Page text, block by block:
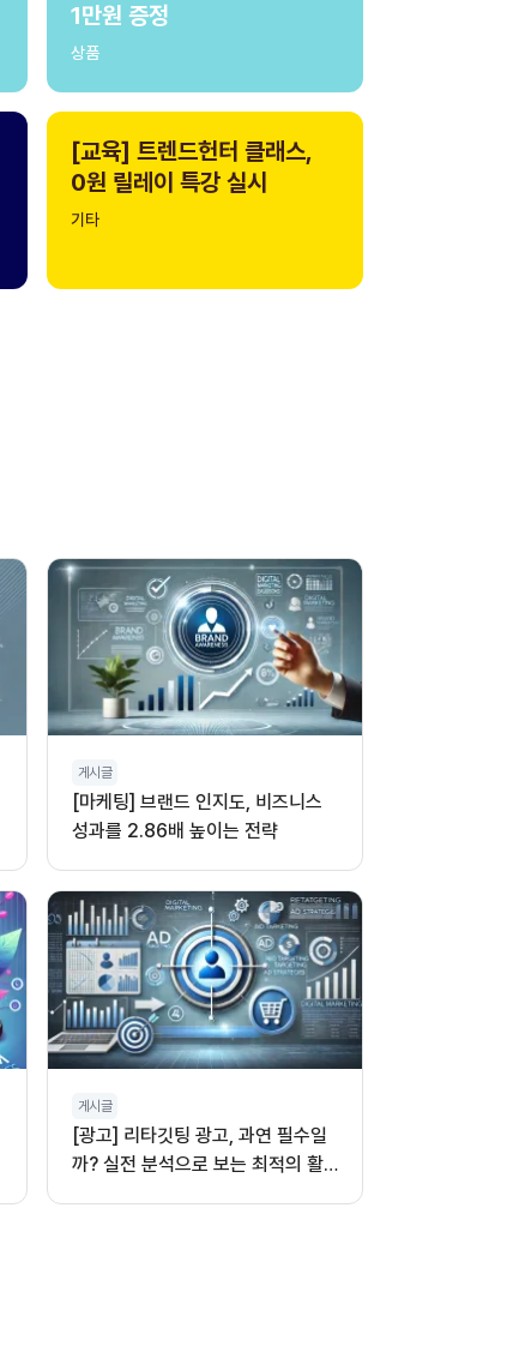
1만원 증정
상품
[교육] 트렌드헌터 클래스,
0원 릴레이 특강 실시
기타
게시글
[마케팅] 브랜드 인지도, 비즈니스
성과를 2.86배 높이는 전략
게시글
[광고] 리타깃팅 광고, 과연 필수일
까? 실전 분석으로 보는 최적의 활